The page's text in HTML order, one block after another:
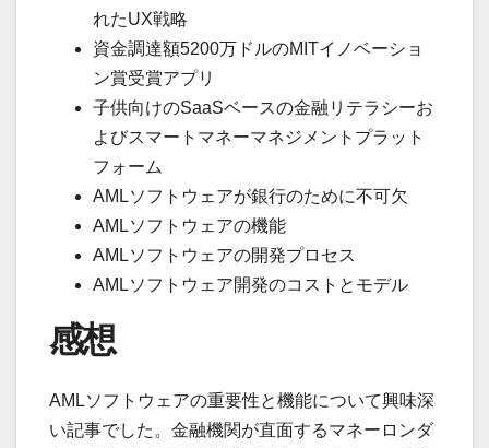
れたUX戦略
資金調達額5200万ドルのMITイノベーショ
ン賞受賞アプリ
子供向けのSaaSベースの金融リテラシーお
よびスマートマネーマネジメントプラット
フォーム
AMLソフトウェアが銀行のために不可欠
AMLソフトウェアの機能
AMLソフトウェアの開発プロセス
AMLソフトウェア開発のコストとモデル
感想
AMLソフトウェアの重要性と機能について興味深
い記事でした。金融機関が直面するマネーロンダ